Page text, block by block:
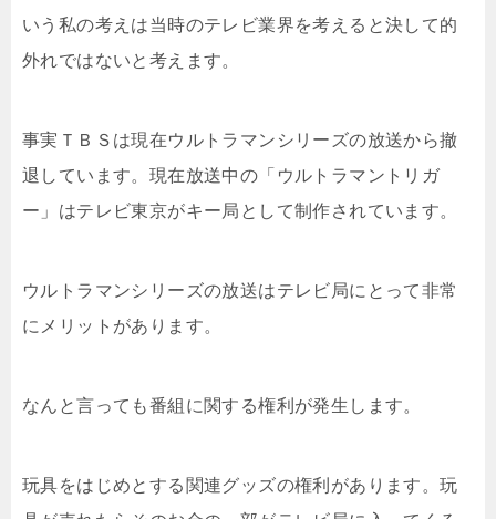
いう私の考えは当時のテレビ業界を考えると決して的
外れではないと考えます。
事実ＴＢＳは現在ウルトラマンシリーズの放送から撤
退しています。現在放送中の「ウルトラマントリガ
ー」はテレビ東京がキー局として制作されています。
ウルトラマンシリーズの放送はテレビ局にとって非常
にメリットがあります。
なんと言っても番組に関する権利が発生します。
玩具をはじめとする関連グッズの権利があります。玩